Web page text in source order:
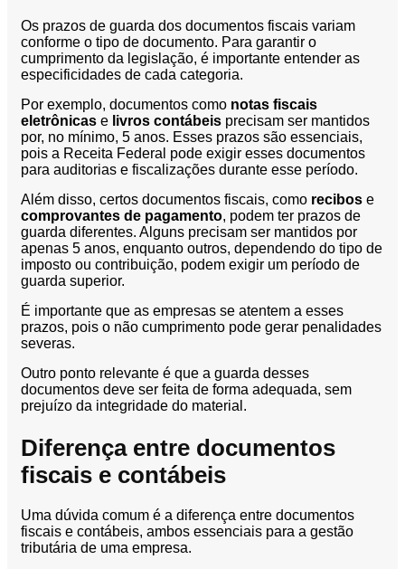
Os prazos de guarda dos documentos fiscais variam
conforme o tipo de documento. Para garantir o
cumprimento da legislação, é importante entender as
especificidades de cada categoria.
Por exemplo, documentos como notas fiscais
eletrônicas e livros contábeis precisam ser mantidos
por, no mínimo, 5 anos. Esses prazos são essenciais,
pois a Receita Federal pode exigir esses documentos
para auditorias e fiscalizações durante esse período.
Além disso, certos documentos fiscais, como recibos e
comprovantes de pagamento, podem ter prazos de
guarda diferentes. Alguns precisam ser mantidos por
apenas 5 anos, enquanto outros, dependendo do tipo de
imposto ou contribuição, podem exigir um período de
guarda superior.
É importante que as empresas se atentem a esses
prazos, pois o não cumprimento pode gerar penalidades
severas.
Outro ponto relevante é que a guarda desses
documentos deve ser feita de forma adequada, sem
prejuízo da integridade do material.
Diferença entre documentos
fiscais e contábeis
Uma dúvida comum é a diferença entre documentos
fiscais e contábeis, ambos essenciais para a gestão
tributária de uma empresa.